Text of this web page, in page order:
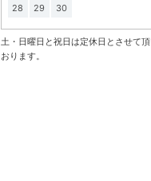
28
29 30
土・日曜日と祝日は定休日とさせて
おります。